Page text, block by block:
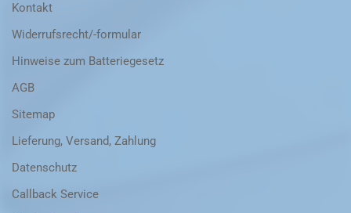
Kontakt
Widerrufsrecht/-formular
Hinweise zum Batteriegesetz
AGB
Sitemap
Lieferung, Versand, Zahlung
Datenschutz
Callback Service